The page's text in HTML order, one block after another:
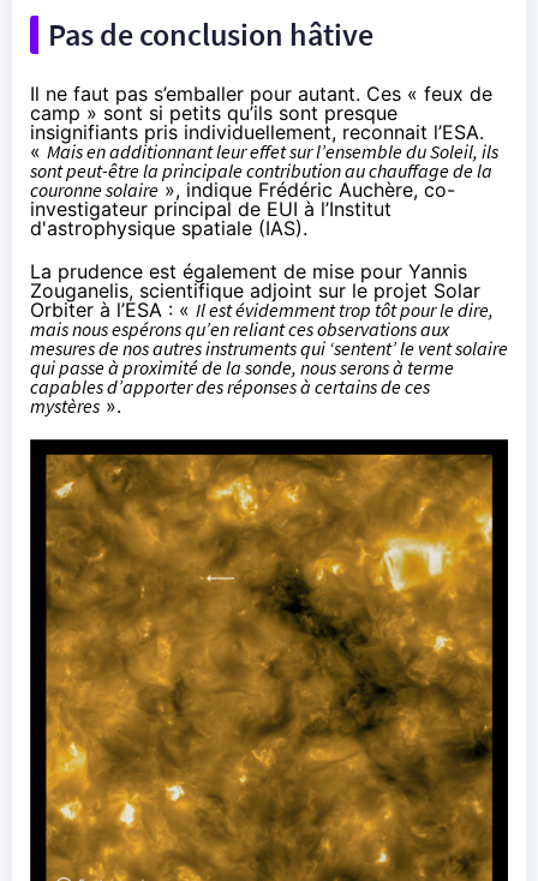
Pas de conclusion hâtive
Il ne faut pas s’emballer pour autant. Ces « feux de
camp » sont si petits qu’ils sont presque
insignifiants pris individuellement, reconnait l’ESA.
« Mais en additionnant leur effet sur l’ensemble du Soleil, ils
sont peut-être la principale contribution au chauffage de la
couronne solaire», indique Frédéric Auchère, co-
investigateur principal de EUI à l’Institut
d'astrophysique spatiale (IAS).
La prudence est également de mise pour Yannis
Zouganelis, scientifique adjoint sur le projet Solar
Orbiter à l’ESA : « Il est évidemment trop tôt pour le dire,
mais nous espérons qu’en reliant ces observations aux
mesures de nos autres instruments qui ‘sentent’ le vent solaire
qui passe à proximité de la sonde, nous serons à terme
capables d’apporter des réponses à certains de ces
mystères ».